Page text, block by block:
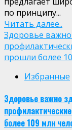
по принципу...
Читать далее..
Здоровье важно
прошли более
Избранные
Здоровье важно
более 109 млн